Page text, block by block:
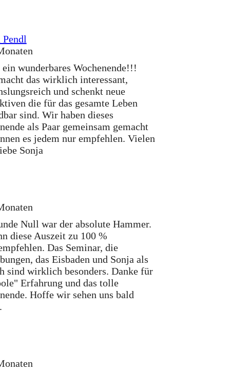
Pendl
ein wunderbares Wochenende!!!
das wirklich interessant,
und schenkt neue
die für das gesamte Leben
sind. Wir haben dieses
als Paar gemeinsam gemacht
es jedem nur empfehlen. Vielen
Sonja
Null war der absolute Hammer.
diese Auszeit zu 100 %
Das Seminar, die
das Eisbaden und Sonja als
sind wirklich besonders. Danke für
Erfahrung und das tolle
Hoffe wir sehen uns bald